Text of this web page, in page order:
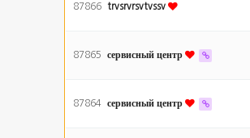
87866 trvsrvrsvtvssv
87865 сервисный центр
87864 сервисный центр